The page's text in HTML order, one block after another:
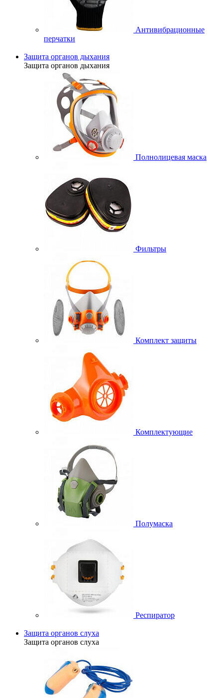
Антивибрационные
перчатки
Защита органов дыхания
Защита органов дыхания
Полнолицевая маска
Фильтры
Комплект защиты
Комплектующие
Полумаска
Респиратор
Защита органов слуха
Защита органов слуха